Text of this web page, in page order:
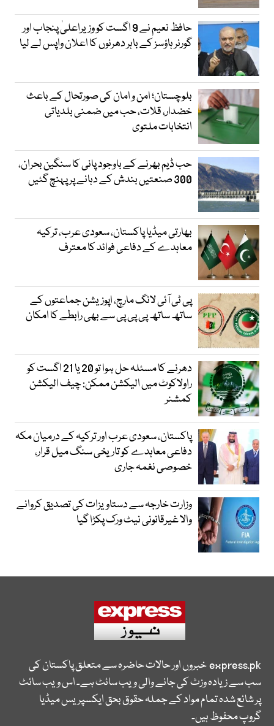
حافظ نعیم نے 9 اگست کو وزیراعلیٰ پنجاب اور
گورنر ہاؤسز کے باہر دھرنوں کا اعلان واپس لے لیا
بلوچستان؛ امن و امان کی صورتحال کے باعث
خضدار، قلات، حب میں ضمنی بلدیاتی
انتخابات ملتوی
حب ڈیم بھرنے کے باوجود پانی کا سنگین بحران،
300 صنعتیں بندش کے دہانے پر پہنچ گئیں
بھارتی میڈیا پاکستان، سعودی عرب، ترکیہ
معاہدے کے دفاعی فوائد کا معترف
پی ٹی آئی لانگ مارچ، اپوزیشن جماعتوں کے
ساتھ ساتھ پی پی پی سے بھی رابطے کا امکان
دھرنے کا مسئلہ حل ہوا تو 20 یا 21 اگست کو
راولاکوٹ میں الیکشن ممکن: چیف الیکشن
کمشنر
پاکستان، سعودی عرب اور ترکیہ کے درمیان مکہ
دفاعی معاہدے کو تاریخی سنگ میل قرار،
خصوصی نغمہ جاری
وزارت خارجہ سے دستاویزات کی تصدیق کروانے
والا غیرقانونی نیٹ ورک پکڑا گیا
express.pkخبروں اور حالات حاضرہ سے متعلق پاکستان کی
سب سے زیادہ وزٹ کی جانے والی ویب سائٹ ہے۔ اس ویب سائٹ
پر شائع شدہ تمام مواد کے جملہ حقوق بحق ایکسپریس میڈیا
گروپ محفوظ ہیں۔